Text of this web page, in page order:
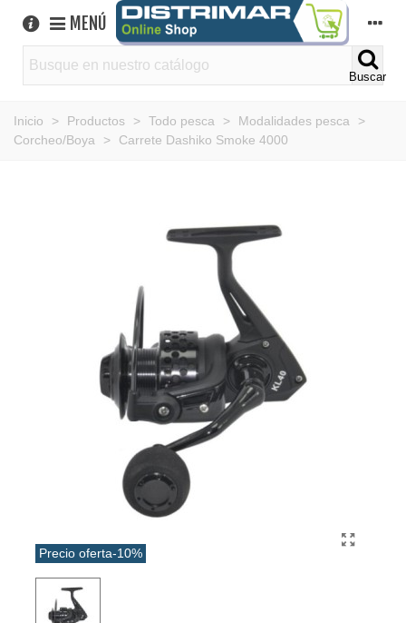
MENÚ
Buscar
Inicio > Productos > Todo pesca > Modalidades pesca
>
Corcheo/Boya
> Carrete Dashiko Smoke 4000
Precio oferta-10%